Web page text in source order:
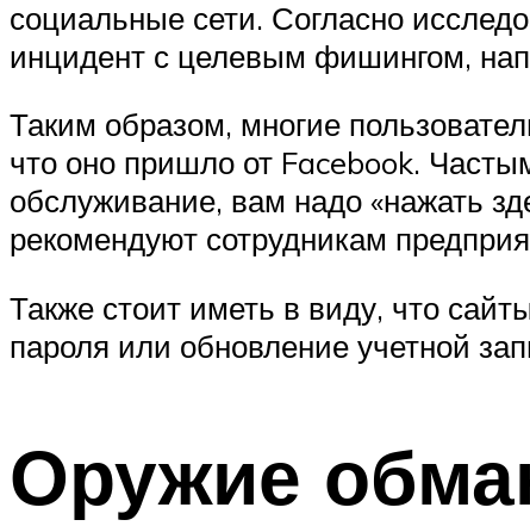
социальные сети. Согласно
инцидент с целевым фишингом,
Таким образом, многие
что оно пришло от Facebook.
обслуживание, вам надо «нажать
рекомендуют сотрудникам
Также стоит иметь в виду, что
пароля или обновление учетной
Оружие